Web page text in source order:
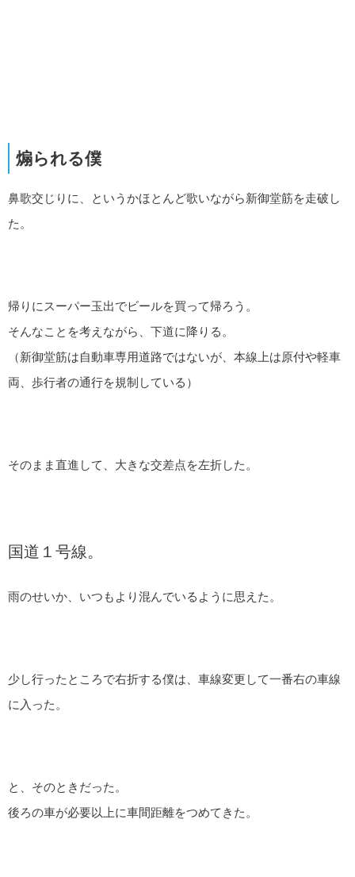
煽られる僕
鼻歌交じりに、というかほとんど歌いながら新御堂筋を走破し
た。
帰りにスーパー玉出でビールを買って帰ろう。
そんなことを考えながら、下道に降りる。
（新御堂筋は自動車専用道路ではないが、本線上は原付や軽車
両、歩行者の通行を規制している）
そのまま直進して、大きな交差点を左折した。
国道１号線。
雨のせいか、いつもより混んでいるように思えた。
少し行ったところで右折する僕は、車線変更して一番右の車線
に入った。
と、そのときだった。
後ろの車が必要以上に車間距離をつめてきた。